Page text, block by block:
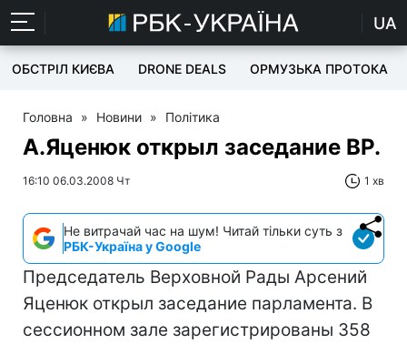
UA
ОБСТРІЛ КИЄВА DRONE DEALS ОРМУЗЬКА ПРОТОКА
Головна » Новини » Політика
А.Яценюк открыл заседание ВР.
16:10 06.03.2008 Чт 1 хв
Не витрачай час на шум! Читай тільки суть з
РБК-Україна у Google
Председатель Верховной Рады Арсений
Яценюк открыл заседание парламента. В
сессионном зале зарегистрированы 358